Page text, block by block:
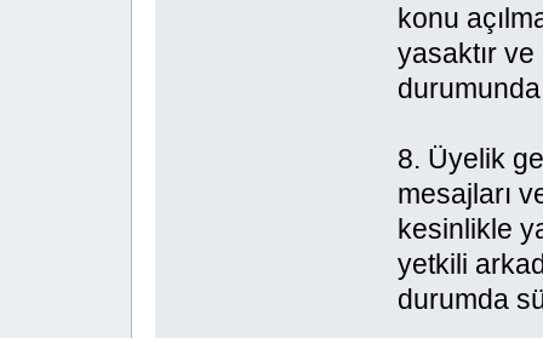
konu
yasaktır ve
durumunda
8. Üyelik
mesajları
kesinlikle
yetkili
durumda